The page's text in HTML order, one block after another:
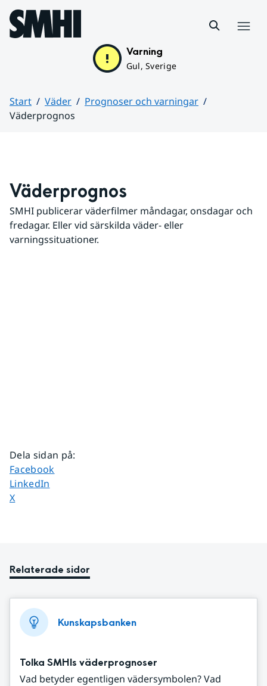
Hoppa till sidans innehåll
Varning
Gul, Sverige
Start Väder
Prognoser och varningar
Väderprognos
Väderprognos
SMHI publicerar väderfilmer måndagar, onsdagar och
fredagar. Eller vid särskilda väder- eller
varningssituationer.
Dela sidan på:
Dela sidan på
Facebook
Dela sidan på
LinkedIn
Dela sidan på
X
Relaterade sidor
Kunskapsbanken
Tolka SMHIs väderprognoser
Vad betyder egentligen vädersymbolen? Vad